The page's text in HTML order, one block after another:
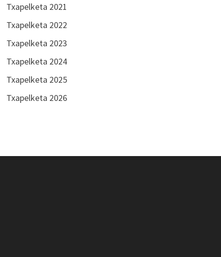
Txapelketa 2021
Txapelketa 2022
Txapelketa 2023
Txapelketa 2024
Txapelketa 2025
Txapelketa 2026